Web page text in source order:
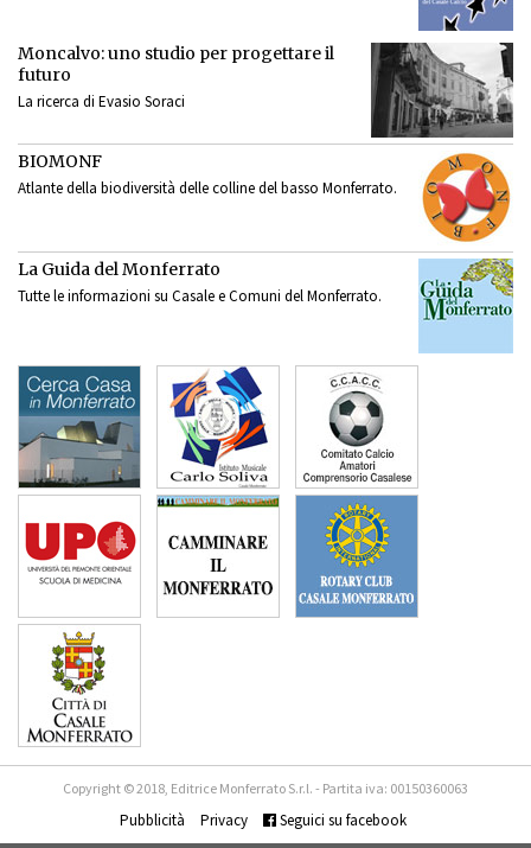
Moncalvo: uno studio per progettare il
futuro
La ricerca di Evasio Soraci
BIOMONF
Atlante della biodiversità delle colline del basso Monferrato.
La Guida del Monferrato
Tutte le informazioni su Casale e Comuni del Monferrato.
Copyright © 2018, Editrice Monferrato S.r.l. - Partita iva: 00150360063
Pubblicità Privacy Seguici su facebook